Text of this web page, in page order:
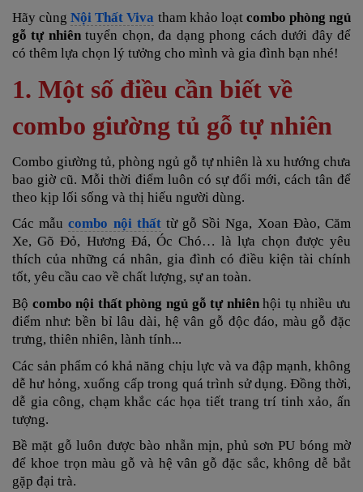
Hãy cùngNội Thất Viva tham khảo loạt combo phòng ngủ
gỗ tự nhiêntuyển chọn, đa dạng phong cách dưới đây để
có thêm lựa chọn lý tưởng cho mình và gia đình bạn nhé!
1. Một số điều cần biết về
combo giường tủ gỗ tự nhiên
Combo giường tủ, phòng ngủ gỗ tự nhiên là xu hướng chưa
bao giờ cũ. Mỗi thời điểm luôn có sự đổi mới, cách tân để
theo kịp lối sống và thị hiếu người dùng.
Các mẫucombo nội thấttừ gỗ Sồi Nga, Xoan Đào, Căm
Xe, Gõ Đỏ, Hương Đá, Óc Chó… là lựa chọn được yêu
thích của những cá nhân, gia đình có điều kiện tài chính
tốt, yêu cầu cao về chất lượng, sự an toàn.
Bộ combo nội thất phòng ngủ gỗ tự nhiênhội tụ nhiều ưu
điểm như: bền bỉ lâu dài, hệ vân gỗ độc đáo, màu gỗ đặc
trưng, thiên nhiên, lành tính...
Các sản phẩm có khả năng chịu lực và va đập mạnh, không
dễ hư hỏng, xuống cấp trong quá trình sử dụng. Đồng thời,
dễ gia công, chạm khắc các họa tiết trang trí tinh xảo, ấn
tượng.
Bề mặt gỗ luôn được bào nhẵn mịn, phủ sơn PU bóng mờ
để khoe trọn màu gỗ và hệ vân gỗ đặc sắc, không dễ bắt
gặp đại trà.